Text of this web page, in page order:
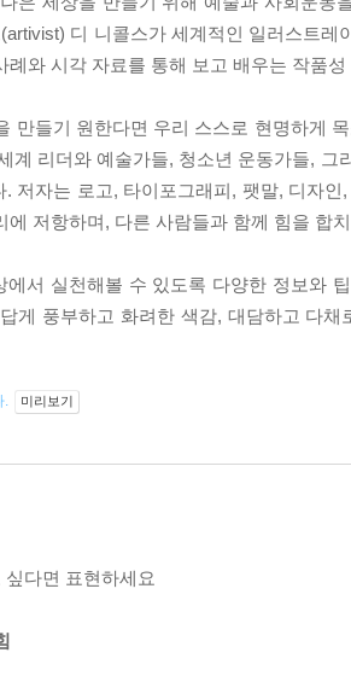
디 니콜스가 세계적인 일러스트
와 시각 자료를 통해 보고 배우는 작품
만들기 원한다면 우리 스스로 현명하게
계 리더와 예술가들, 청소년 운동가들,
저자는 로고, 타이포그래피, 팻말, 디자
저항하며, 다른 사람들과 함께 힘을 합
서 실천해볼 수 있도록 다양한 정보와
게 풍부하고 화려한 색감, 대담하고 다
. 미리보기
다면 표현하세요